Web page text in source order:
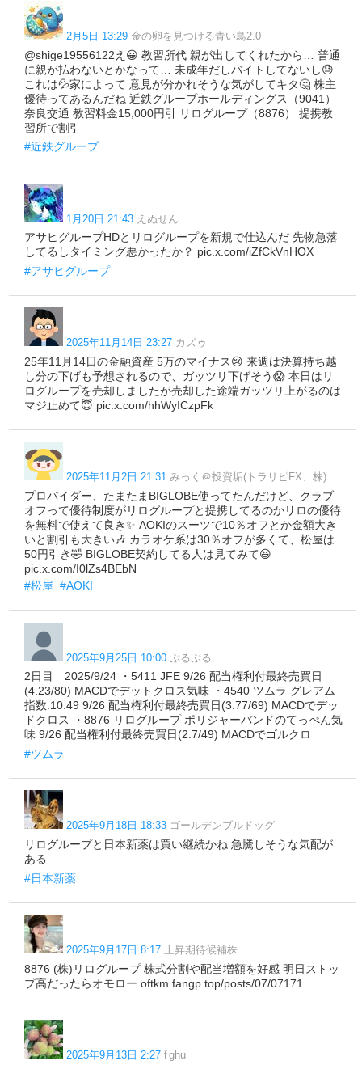
2月5日 13:29 金の卵を見つける青い鳥2.0
@shige19556122え😀 教習所代 親が出してくれたから… 普通
に親が払わないとかなって… 未成年だしバイトしてないし😓
これは💦家によって 意見が分かれそうな気がしてキタ🤔 株主
優待ってあるんだね 近鉄グループホールディングス（9041）
奈良交通 教習料金15,000円引 リログループ（8876） 提携教
習所で割引
#近鉄グループ
1月20日 21:43 えぬせん
アサヒグループHDとリログループを新規で仕込んだ 先物急落
してるしタイミング悪かったか？ pic.x.com/iZfCkVnHOX
#アサヒグループ
2025年11月14日 23:27 カズゥ
25年11月14日の金融資産 5万のマイナス😢 来週は決算持ち越
し分の下げも予想されるので、ガッツリ下げそう😱 本日はリ
ログループを売却しましたが売却した途端ガッツリ上がるのは
マジ止めて😇 pic.x.com/hhWyICzpFk
2025年11月2日 21:31 みっく＠投資垢(トラリピFX、株)
プロバイダー、たまたまBIGLOBE使ってたんだけど、クラブ
オフって優待制度がリログループと提携してるのかリロの優待
を無料で使えて良き✨️ AOKIのスーツで10％オフとか金額大き
いと割引も大きい🎶 カラオケ系は30％オフが多くて、松屋は
50円引き🤣 BIGLOBE契約してる人は見てみて😆
pic.x.com/I0lZs4BEbN
#松屋 #AOKI
2025年9月25日 10:00 ぷるぷる
2日目 2025/9/24 ・5411 JFE 9/26 配当権利付最終売買日
(4.23/80) MACDでデットクロス気味 ・4540 ツムラ グレアム
指数:10.49 9/26 配当権利付最終売買日(3.77/69) MACDでデッ
ドクロス ・8876 リログループ ポリジャーバンドのてっぺん気
味 9/26 配当権利付最終売買日(2.7/49) MACDでゴルクロ
#ツムラ
2025年9月18日 18:33 ゴールデンブルドッグ
リログループと日本新薬は買い継続かね 急騰しそうな気配が
ある
#日本新薬
2025年9月17日 8:17 上昇期待候補株
8876 (株)リログループ 株式分割や配当増額を好感 明日ストッ
プ高だったらオモロー oftkm.fangp.top/posts/07/07171…
2025年9月13日 2:27 f ghu